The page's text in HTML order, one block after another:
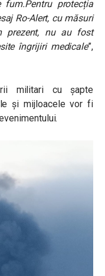
protecția
Ro-Alert, cu măsuri
prezent, nu au fost
îngrijiri medicale”,
militari cu șapte
și mijloacele vor fi